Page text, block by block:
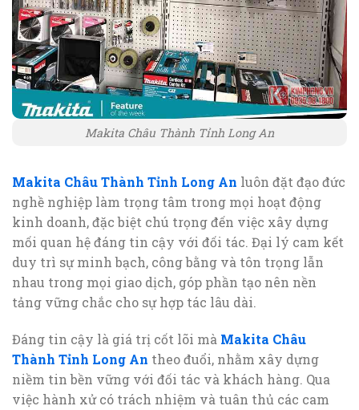
Makita Châu Thành Tỉnh Long An
Makita Châu Thành Tỉnh Long An luôn đặt đạo đức
nghề nghiệp làm trọng tâm trong mọi hoạt động
kinh doanh, đặc biệt chú trọng đến việc xây dựng
mối quan hệ đáng tin cậy với đối tác. Đại lý cam kết
duy trì sự minh bạch, công bằng và tôn trọng lẫn
nhau trong mọi giao dịch, góp phần tạo nên nền
tảng vững chắc cho sự hợp tác lâu dài.
Đáng tin cậy là giá trị cốt lõi mà Makita Châu
Thành Tỉnh Long An theo đuổi, nhằm xây dựng
niềm tin bền vững với đối tác và khách hàng. Qua
việc hành xử có trách nhiệm và tuân thủ các cam